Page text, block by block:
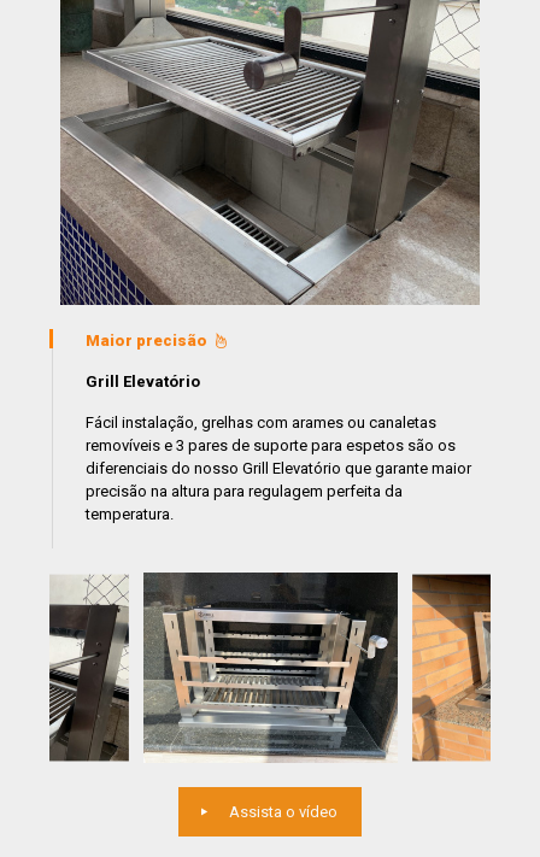
Maior precisão
Grill Elevatório
Fácil instalação, grelhas com arames ou canaletas
removíveis e 3 pares de suporte para espetos são os
diferenciais do nosso Grill Elevatório que garante maior
precisão na altura para regulagem perfeita da
temperatura.
Assista o vídeo